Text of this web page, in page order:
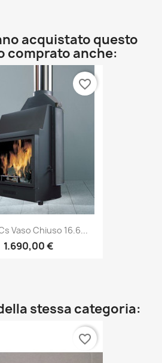
acquistato questo
comprato anche:
Vaso Chiuso 16.6...
1.690,00 €
favorite_border
stessa categoria:
favorite_border